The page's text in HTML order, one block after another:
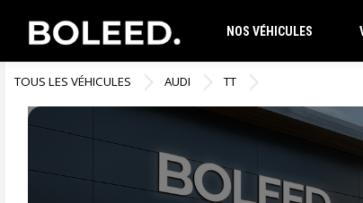
NOS VÉHICULES
TOUS LES VÉHICULES AUDI TT